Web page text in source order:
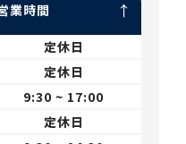
業時間
定休日
定休日
9:30 ~ 17:00
定休日